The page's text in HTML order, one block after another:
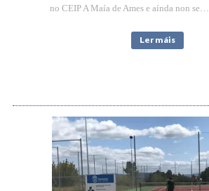
no CEIP A Maía de Ames e aínda non se…
Ler máis